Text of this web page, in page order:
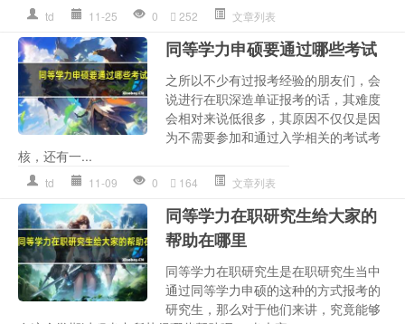
td 11-25 0 252 文章列表
同等学力申硕要通过哪些考试
之所以不少有过报考经验的朋友们，会
说进行在职深造单证报考的话，其难度
会相对来说低很多，其原因不仅仅是因
为不需要参加和通过入学相关的考试考
核，还有一...
td 11-09 0 164 文章列表
同等学力在职研究生给大家的
帮助在哪里
同等学力在职研究生是在职研究生当中
通过同等学力申硕的这种的方式报考的
研究生，那么对于他们来讲，究竟能够